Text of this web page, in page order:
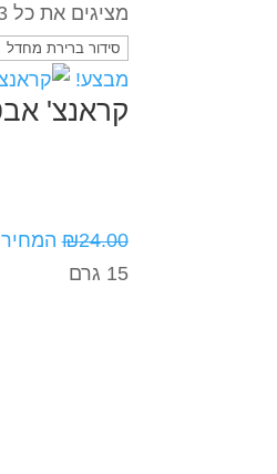
מציגים את כל ⁦3⁩ התוצאות
מבצע!
קראנצ'
₪24.00 המחיר
15 גרם